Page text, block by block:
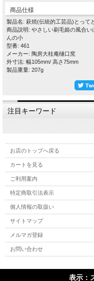
【ギフト対応について】
◎各箱(木箱・紙箱)をご希望の場
別途ご注文くださいますようお
◎箱入りの場合は当店のオリジナ
ッセージカード)を無料で承りま
【作品に関して】
萩焼伝統工芸士・樋口大桂が伝
原材料を使い全工程を手作業で
一つ微妙に違いますので、悪し
出来るだけ色や質感がわかりや
てますが、照明の映り込みが多
からずご了承ください。
【萩焼の特徴-萩の七化け】
が焼き締まらないという特性が
という工程で作ります。焼成後
う)が起こります。器に色見のあ
いによって風合いが変化してい
やきものを使い手が育てていくと
私どもはこの特徴を尊重し時流
精神と、お客様のことを大事に
けます。日々の暮らしの中で、
使いいただければ幸いです。
【在庫について】
当店は実店舗と自社サイトにて
によって在庫切れの場合は悪しか
【荷造り・発送について】
安全にお届けするために、作品
商品仕様
製品名: 萩焼(伝統的工芸品)とって
商品説明: やさしい刷毛姫の風合
んの小
型番: 461
メーカー: 陶房大桂庵樋口窯
外寸法: 幅105mm/ 高さ75mm
製品重量: 207g
注目キーワード
お店のトップへ戻る
カートを見る
ご利用案内
特定商取引法表示
個人情報の取扱い
サイトマップ
メルマガ登録
お問い合わせ
表示：